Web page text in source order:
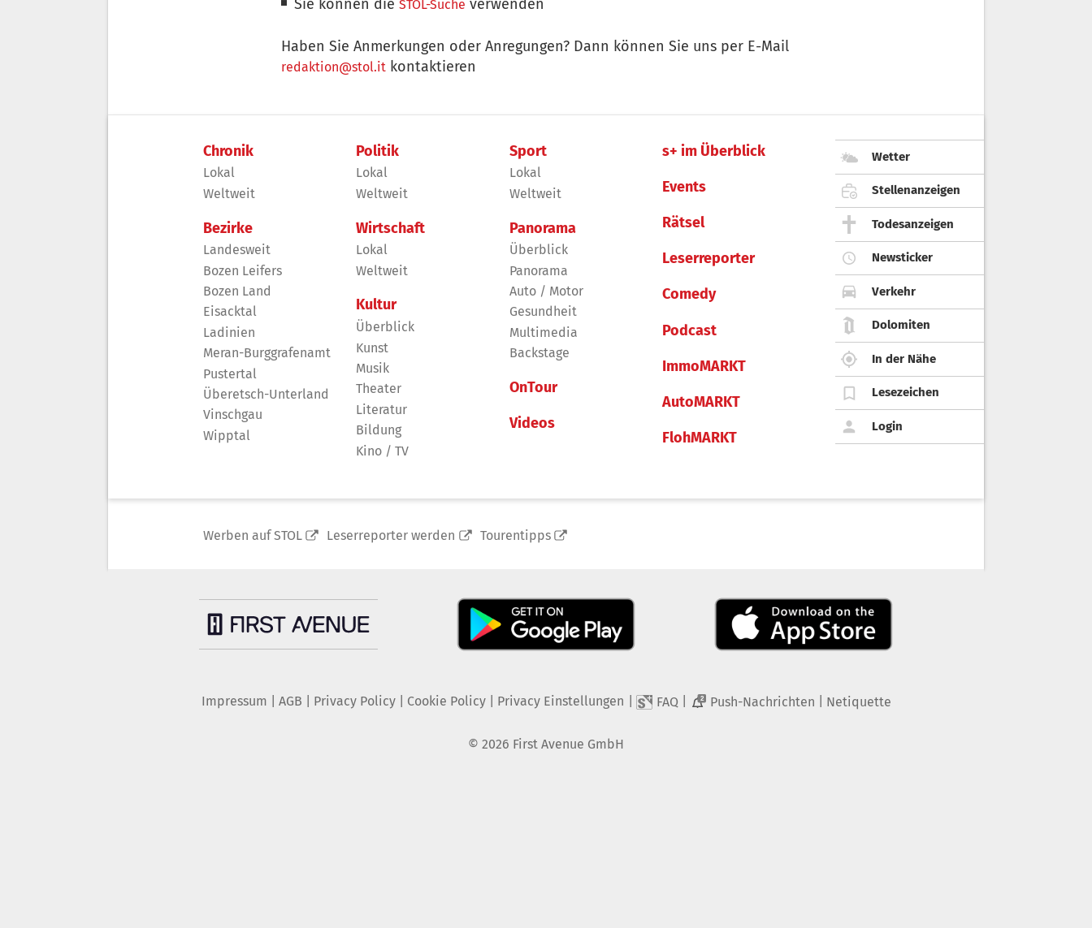
Sie können dieSTOL-Suche verwenden
Haben Sie Anmerkungen oder Anregungen? Dann können Sie uns per E-Mail
redaktion@stol.it kontaktieren
Chronik
Lokal
Weltweit
Bezirke
Landesweit
Bozen Leifers
Bozen Land
Eisacktal
Ladinien
Meran-Burggrafenamt
Pustertal
Überetsch-Unterland
Vinschgau
Wipptal
Politik
Lokal
Weltweit
Wirtschaft
Lokal
Weltweit
Kultur
Überblick
Kunst
Musik
Theater
Literatur
Bildung
Kino / TV
Sport
Lokal
Weltweit
Panorama
Überblick
Panorama
Auto / Motor
Gesundheit
Multimedia
Backstage
OnTour
Videos
s+ im Überblick
Events
Rätsel
Leserreporter
Comedy
Podcast
ImmoMARKT
AutoMARKT
FlohMARKT
Wetter
Stellenanzeigen
Todesanzeigen
Newsticker
Verkehr
Dolomiten
In der Nähe
Lesezeichen
Login
Werben auf STOL Leserreporter werden Tourentipps
Impressum AGB Privacy Policy| Cookie Policy| Privacy Einstellungen FAQ 2 Push-Nachrichten Netiquette
© 2026 First Avenue GmbH